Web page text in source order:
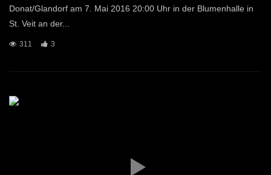
Donat/Glandorf am 7. Mai 2016 20:00 Uhr in der Blumenhalle in
St. Veit an der...
311 3